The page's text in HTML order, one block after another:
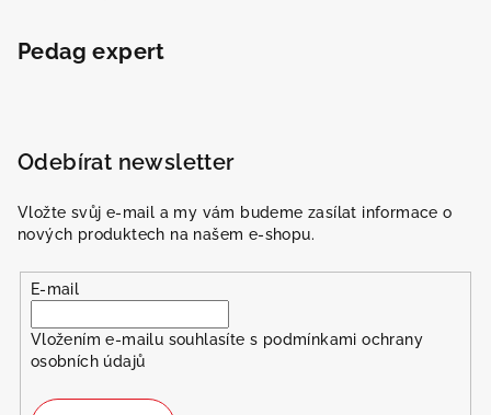
Pedag expert
Odebírat newsletter
Vložte svůj e-mail a my vám budeme zasílat informace o
nových produktech na našem e-shopu.
E-mail
Vložením e-mailu souhlasíte s podmínkami ochrany
osobních údajů